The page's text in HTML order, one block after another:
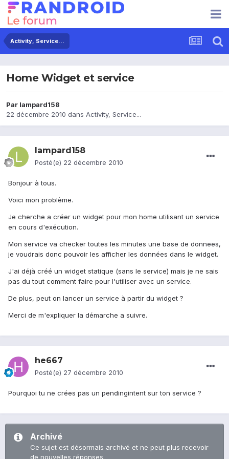
Activity, Service...
Home Widget et service
Par lampard158
22 décembre 2010 dans Activity, Service...
lampard158
Posté(e) 22 décembre 2010
Bonjour à tous.
Voici mon problème.
Je cherche a créer un widget pour mon home utilisant un service
en cours d'exécution.
Mon service va checker toutes les minutes une base de donnees,
je voudrais donc pouvoir les afficher les données dans le widget.
J'ai déjà créé un widget statique (sans le service) mais je ne sais
pas du tout comment faire pour l'utiliser avec un service.
De plus, peut on lancer un service à partir du widget ?
Merci de m'expliquer la démarche a suivre.
he667
Posté(e) 27 décembre 2010
Pourquoi tu ne crées pas un pendingintent sur ton service ?
Archivé
Ce sujet est désormais archivé et ne peut plus recevoir
de nouvelles réponses.